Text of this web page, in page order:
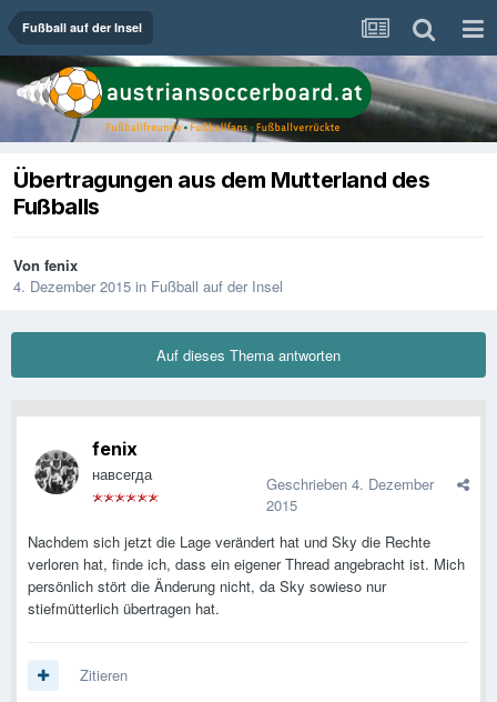
Fußball auf der Insel
Übertragungen aus dem Mutterland des
Fußballs
Von fenix
4. Dezember 2015 in Fußball auf der Insel
Auf dieses Thema antworten
fenix
навсегда Geschrieben 4. Dezember
2015
Nachdem sich jetzt die Lage verändert hat und Sky die Rechte
verloren hat, finde ich, dass ein eigener Thread angebracht ist. Mich
persönlich stört die Änderung nicht, da Sky sowieso nur
stiefmütterlich übertragen hat.
Zitieren